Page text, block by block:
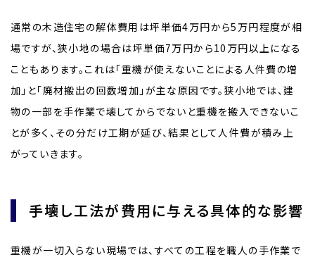
通常の木造住宅の解体費用は坪単価4万円から5万円程度が相
場ですが、狭小地の場合は坪単価7万円から10万円以上になる
こともあります。これは「重機が使えないことによる人件費の増
加」と「廃材搬出の回数増加」が主な原因です。狭小地では、建
物の一部を手作業で壊してからでないと重機を搬入できないこ
とが多く、その分だけ工期が延び、結果として人件費が積み上
がっていきます。
手壊し工法が費用に与える具体的な影響
重機が一切入らない現場では、すべての工程を職人の手作業で